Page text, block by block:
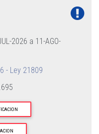
2026 a 11-AGO-
- Ley 21809